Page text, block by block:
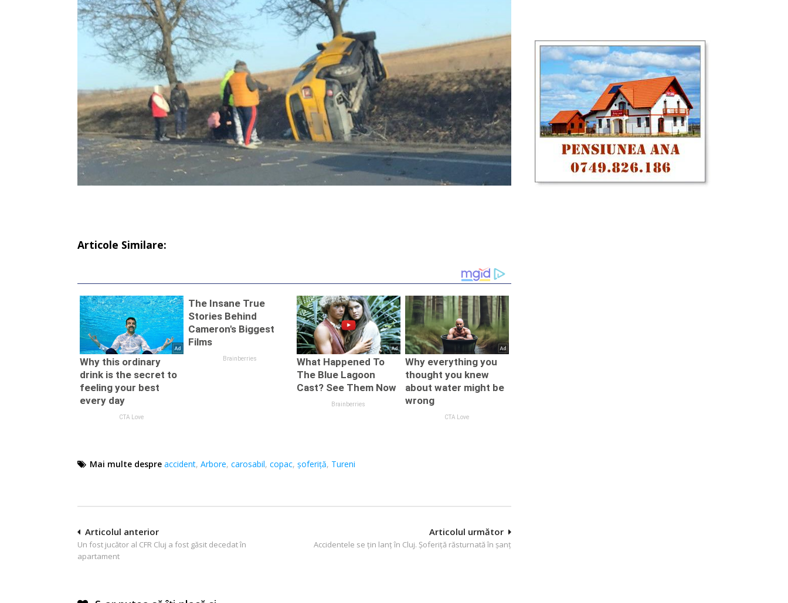
Articole Similare:
Mai multe despre accident, Arbore, carosabil, copac, şoferiţă, Tureni
Navigare
în
Articolul următor
Accidentele se țin lanț în Cluj. Șoferiță răsturnată în șanț
Articolul anterior
Un fost jucător al CFR Cluj a fost găsit decedat în
apartament